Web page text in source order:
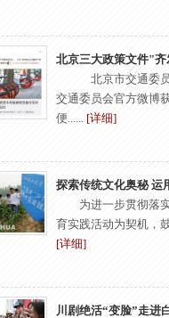
北京三大政策文件"
北京市交通委
交通委员会官方微博
便...... [详细]
探索传统文化奥秘 运
为进一步贯彻落
育实践活动为契机，
[详细]
川剧绝活“变脸”走进